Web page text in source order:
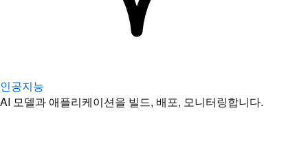
인공지능
AI 모델과 애플리케이션을 빌드, 배포, 모니터링합니다.